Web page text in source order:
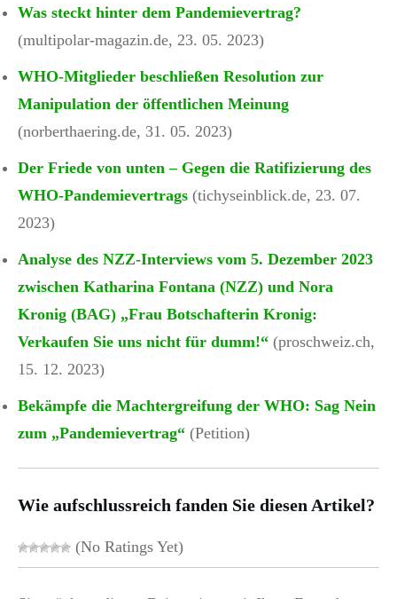
Was steckt hinter dem Pandemievertrag?
(multipolar-magazin.de, 23. 05. 2023)
WHO-Mitglieder beschließen Resolution zur
Manipulation der öffentlichen Meinung
(norberthaering.de, 31. 05. 2023)
Der Friede von unten – Gegen die Ratifizierung des
WHO-Pandemievertrags (tichyseinblick.de, 23. 07.
2023)
Analyse des NZZ-Interviews vom 5. Dezember 2023
zwischen Katharina Fontana (NZZ) und Nora
Kronig (BAG) „Frau Botschafterin Kronig:
Verkaufen Sie uns nicht für dumm!“ (proschweiz.ch,
15. 12. 2023)
Bekämpfe die Machtergreifung der WHO: Sag Nein
zum „Pandemievertrag“ (Petition)
Wie aufschlussreich fanden Sie diesen Artikel?
(No Ratings Yet)